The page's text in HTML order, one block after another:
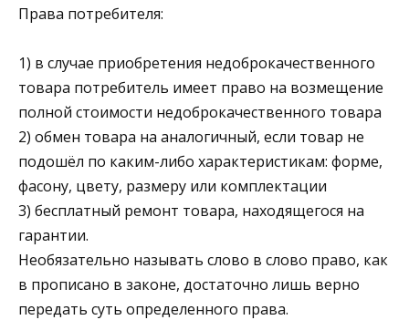
Права потребителя:
1) в случае приобретения недоброкачественного
товара потребитель имеет право на возмещение
полной стоимости недоброкачественного товара
2) обмен товара на аналогичный, если товар не
подошёл по каким-либо характеристикам: форме,
фасону, цвету, размеру или комплектации
3) бесплатный ремонт товара, находящегося на
гарантии.
Необязательно называть слово в слово право, как
в прописано в законе, достаточно лишь верно
передать суть определенного права.